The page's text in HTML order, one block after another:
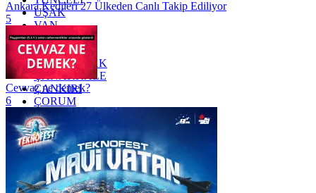
UŞAK
VAN
YALOVA
YOZGAT
ZONGULDAK
ÇANAKKALE
ÇANKIRI
ÇORUM
İSTANBUL
İZMİR
ŞANLIURFA
ŞIRNAK
Ankara Kedileri 27 Ülkeden Canlı Takip Ediliyor
5
Cevvaz ne demek?
6